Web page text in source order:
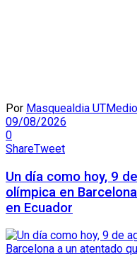
Por Masquealdia
09/08/2026
0
ShareTweet
Un día como hoy, 9
olímpica en
en Ecuador